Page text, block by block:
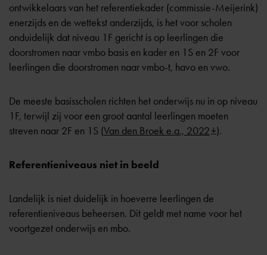
ontwikkelaars van het referentiekader (commissie-Meijerink)
enerzijds en de wettekst anderzijds, is het voor scholen
onduidelijk dat niveau 1F gericht is op leerlingen die
doorstromen naar vmbo basis en kader en 1S en 2F voor
leerlingen die doorstromen naar vmbo-t, havo en vwo.
De meeste basisscholen richten het onderwijs nu in op niveau
1F, terwijl zij voor een groot aantal leerlingen moeten
streven naar 2F en 1S (Van den Broek e.a., 2022 ).
Referentieniveaus niet in beeld
Landelijk is niet duidelijk in hoeverre leerlingen de
referentieniveaus beheersen. Dit geldt met name voor het
voortgezet onderwijs en mbo.